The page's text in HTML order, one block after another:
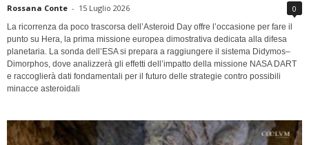
Rossana Conte - 15 Luglio 2026 0
La ricorrenza da poco trascorsa dell’Asteroid Day offre l’occasione per fare il
punto su Hera, la prima missione europea dimostrativa dedicata alla difesa
planetaria. La sonda dell’ESA si prepara a raggiungere il sistema Didymos–
Dimorphos, dove analizzerà gli effetti dell’impatto della missione NASA DART
e raccoglierà dati fondamentali per il futuro delle strategie contro possibili
minacce asteroidali